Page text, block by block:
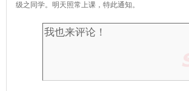
级之同学。明天照常上课，特此通知。